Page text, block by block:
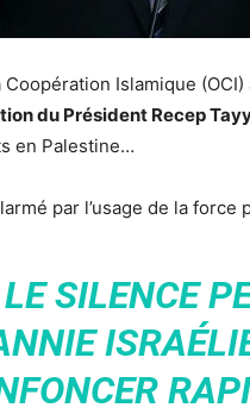
Coopération Islamique
du Président Recep
en Palestine…
par l’usage de la force
SILENCE